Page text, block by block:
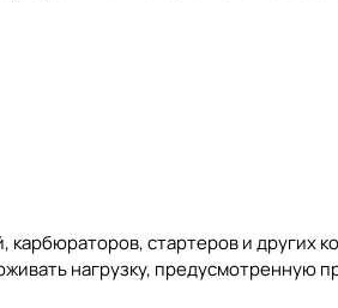
стартеров и других
нагрузку, предусмотренную